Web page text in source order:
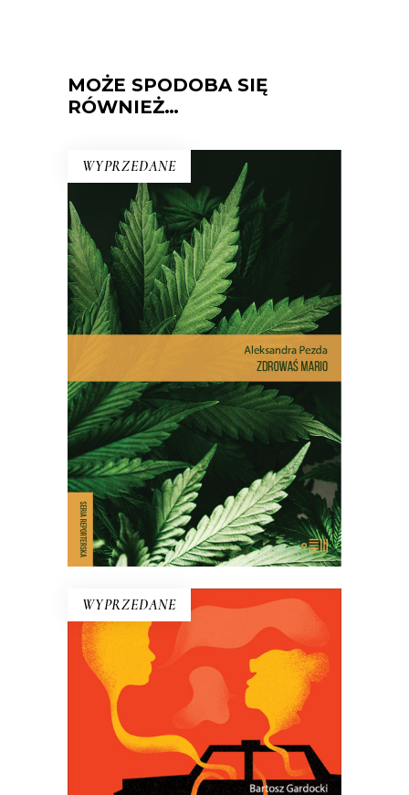
MOŻE SPODOBA SIĘ
RÓWNIEŻ…
WYPRZEDANE
E-BOOK DO KOSZYKA
ZDROWAŚ MARIO. REPORTAŻE
O MEDYCZNEJ MARIHUANIE
Dlatego pacjenci stają się
przestępcami? Reportaż interwencyjny
na temat, który dotyczy milionów z nas
– choć na co dzień nie zdajemy sobie z
tego sprawy.
WYPRZEDANE
KURS NA ULICĘ SZCZĘŚLIWĄ
Kiedy Bartosz Gardocki usiadł za
kierownicą taksówki, poczuł się